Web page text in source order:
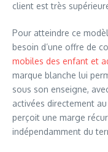
client est très
Pour atteindre ce
besoin d’une offre de
mobiles des enfant et
marque blanche lui
sous son enseigne,
activées directement
perçoit une marge
indépendamment du